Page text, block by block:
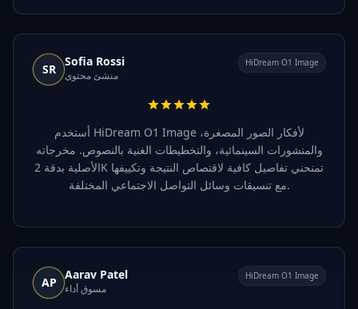
SR
Sofia Rossi
منشئ محتوى
HiDream O1 Image
أستخدم HiDream O1 Image لأفكار الصور المصغرة،
والمنشورات السينمائية، والتخطيطات الغنية بالنصوص. مخرجاته
الأصلية بدقة 2K تمنحني تفاصيل كافية لاقتصاص النتيجة وتكييفها
مع تنسيقات وسائل التواصل الاجتماعي المختلفة.
AP
Aarav Patel
مسوق أداء
HiDream O1 Image